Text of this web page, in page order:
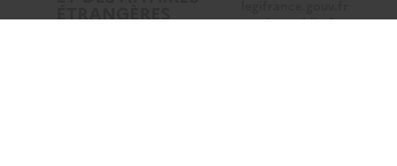
service-public.fr